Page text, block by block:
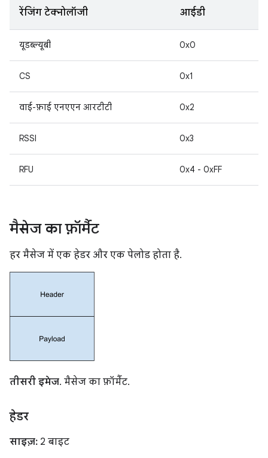
रेंजिंग टेक्नोलॉजी आईडी
यूडब्ल्यूबी 0x0
CS 0x1
वाई-फ़ाई एनएएन आरटीटी 0x2
RSSI 0x3
RFU 0x4 - 0xFF
मैसेज का फ़ॉर्मैट
हर मैसेज में एक हेडर और एक पेलोड होता है.
तीसरी इमेज. मैसेज का फ़ॉर्मैट.
हेडर
साइज़: 2 बाइट